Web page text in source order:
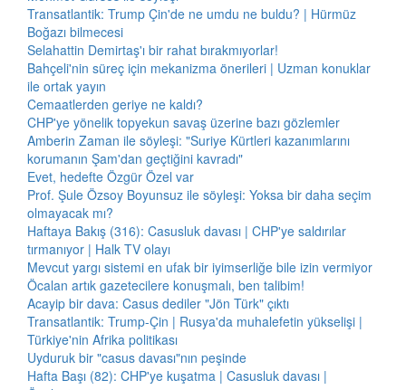
Transatlantik: Trump Çin'de ne umdu ne buldu? | Hürmüz
Boğazı bilmecesi
Selahattin Demirtaş'ı bir rahat bırakmıyorlar!
Bahçeli'nin süreç için mekanizma önerileri | Uzman konuklar
ile ortak yayın
Cemaatlerden geriye ne kaldı?
CHP'ye yönelik topyekun savaş üzerine bazı gözlemler
Amberin Zaman ile söyleşi: "Suriye Kürtleri kazanımlarını
korumanın Şam'dan geçtiğini kavradı"
Evet, hedefte Özgür Özel var
Prof. Şule Özsoy Boyunsuz ile söyleşi: Yoksa bir daha seçim
olmayacak mı?
Haftaya Bakış (316): Casusluk davası | CHP'ye saldırılar
tırmanıyor | Halk TV olayı
Mevcut yargı sistemi en ufak bir iyimserliğe bile izin vermiyor
Öcalan artık gazetecilere konuşmalı, ben talibim!
Acayip bir dava: Casus dediler "Jön Türk" çıktı
Transatlantik: Trump-Çin | Rusya'da muhalefetin yükselişi |
Türkiye'nin Afrika politikası
Uyduruk bir "casus davası"nın peşinde
Hafta Başı (82): CHP'ye kuşatma | Casusluk davası |